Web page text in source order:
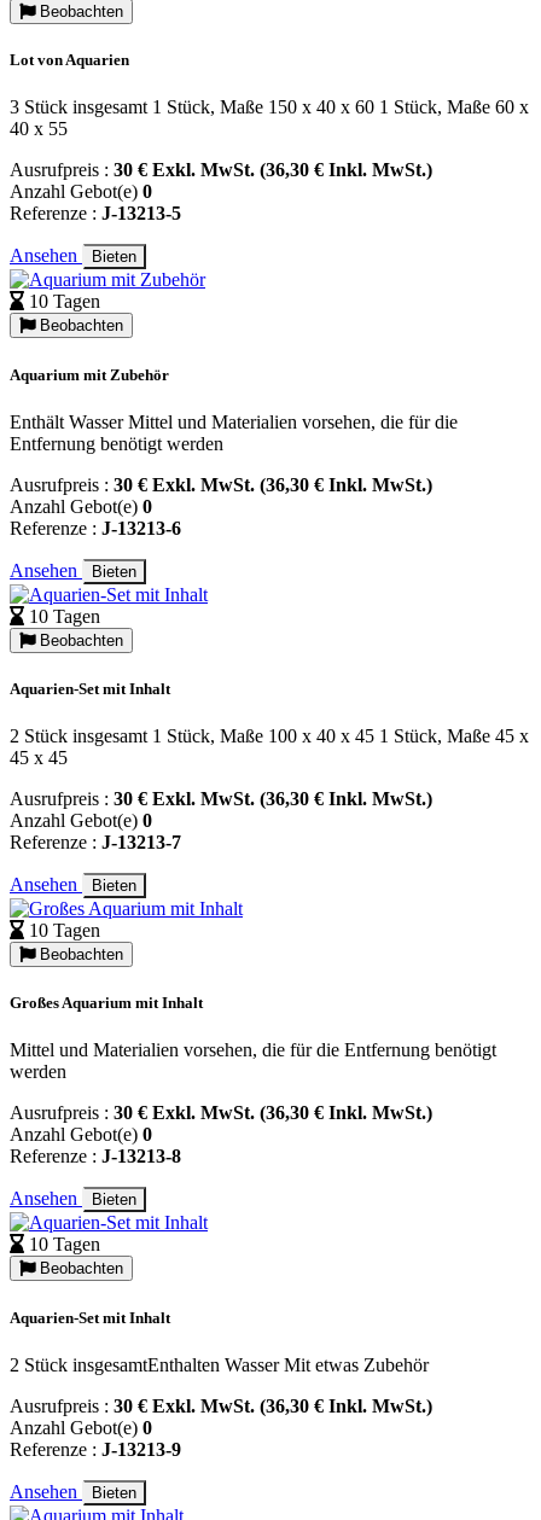
Beobachten
Lot von Aquarien
3 Stück insgesamt 1 Stück, Maße 150 x 40 x 60 1 Stück, Maße 60 x
40 x 55
Ausrufpreis : 30 € Exkl. MwSt. (36,30 € Inkl. MwSt.)
Anzahl Gebot(e) 0
Referenze : J-13213-5
Ansehen Bieten
10 Tagen
Beobachten
Aquarium mit Zubehör
Enthält Wasser Mittel und Materialien vorsehen, die für die
Entfernung benötigt werden
Ausrufpreis : 30 € Exkl. MwSt. (36,30 € Inkl. MwSt.)
Anzahl Gebot(e) 0
Referenze : J-13213-6
Ansehen Bieten
10 Tagen
Beobachten
Aquarien-Set mit Inhalt
2 Stück insgesamt 1 Stück, Maße 100 x 40 x 45 1 Stück, Maße 45 x
45 x 45
Ausrufpreis : 30 € Exkl. MwSt. (36,30 € Inkl. MwSt.)
Anzahl Gebot(e) 0
Referenze : J-13213-7
Ansehen Bieten
10 Tagen
Beobachten
Großes Aquarium mit Inhalt
Mittel und Materialien vorsehen, die für die Entfernung benötigt
werden
Ausrufpreis : 30 € Exkl. MwSt. (36,30 € Inkl. MwSt.)
Anzahl Gebot(e) 0
Referenze : J-13213-8
Ansehen Bieten
10 Tagen
Beobachten
Aquarien-Set mit Inhalt
2 Stück insgesamtEnthalten Wasser Mit etwas Zubehör
Ausrufpreis : 30 € Exkl. MwSt. (36,30 € Inkl. MwSt.)
Anzahl Gebot(e) 0
Referenze : J-13213-9
Ansehen Bieten